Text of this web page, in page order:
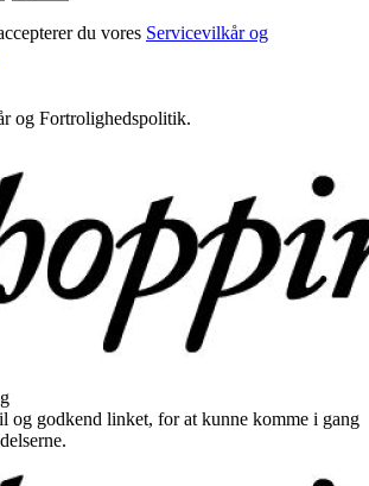
du vores Servicevilkår og
og Fortrolighedspolitik.
og godkend linket, for at kunne komme i gang